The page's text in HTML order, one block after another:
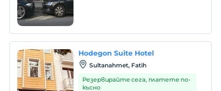
Hodegon Suite Hotel
Sultanahmet, Fatih
Резервирайте сега, платете по-
късно